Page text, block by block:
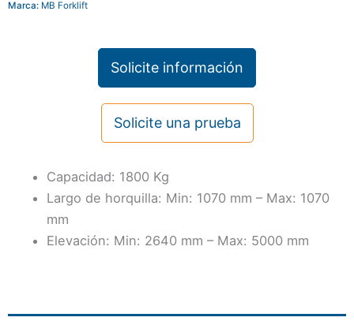
Marca: MB Forklift
Solicite información
Solicite una prueba
Capacidad: 1800 Kg
Largo de horquilla: Min: 1070 mm – Max: 1070
mm
Elevación: Min: 2640 mm – Max: 5000 mm